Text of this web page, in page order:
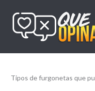
Tipos de furgonetas que